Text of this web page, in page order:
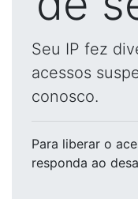
Seu IP fez
acessos
conosco.
Para liberar o
responda ao